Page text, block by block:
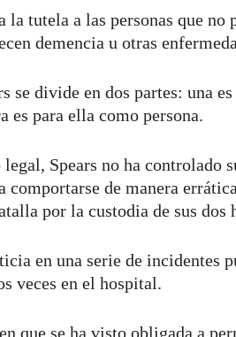
tutela a las personas que no
demencia u otras
se divide en dos partes: una
es para ella como persona.
Spears no ha controlado
comportarse de manera
por la custodia de sus dos
en una serie de incidentes
veces en el hospital.
que se ha visto obligada a